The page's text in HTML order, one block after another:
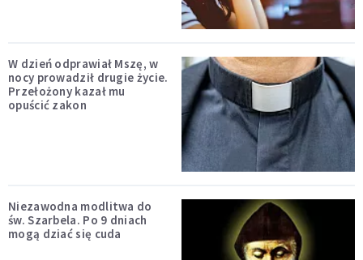
W dzień odprawiał Mszę, w
nocy prowadził drugie życie.
Przełożony kazał mu
opuścić zakon
Niezawodna modlitwa do
św. Szarbela. Po 9 dniach
mogą dziać się cuda